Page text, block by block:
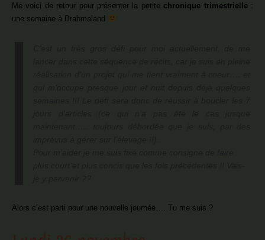
Me voici de retour pour présenter la petite chronique trimestrielle:
une semaine à Brahmaland
Alors c’est parti pour une nouvelle journée…. Tu me suis ?